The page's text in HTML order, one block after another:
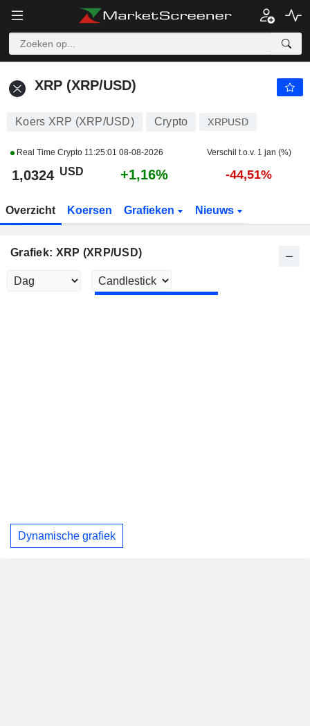
XRP (XRP/USD)
XRP (XRP/USD)
Koers XRP (XRP/USD) Crypto XRPUSD
Real Time Crypto 11:25:01 08-08-2026 Verschil t.o.v. 1 jan (%)
1,0324 USD +1,16% -44,51%
Overzicht Koersen Grafieken Nieuws
Grafiek: XRP (XRP/USD)
Dynamische grafiek